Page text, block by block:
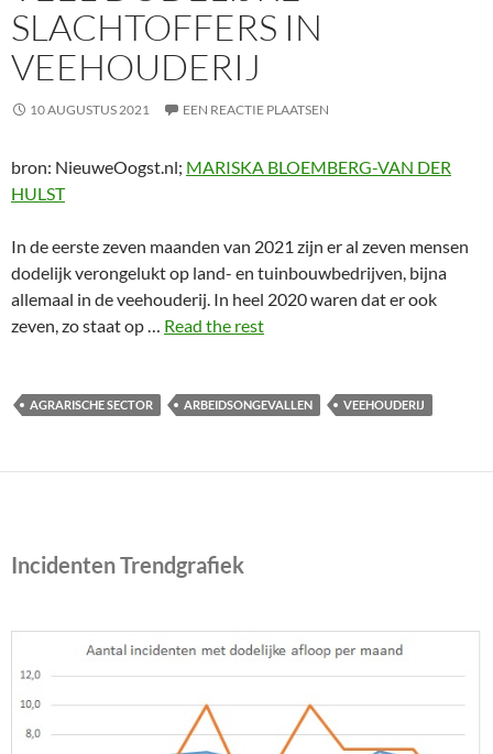
SLACHTOFFERS IN
VEEHOUDERIJ
10 AUGUSTUS 2021 EEN REACTIE PLAATSEN
bron: NieuweOogst.nl; MARISKA BLOEMBERG-VAN DER
HULST
In de eerste zeven maanden van 2021 zijn er al zeven mensen
dodelijk verongelukt op land- en tuinbouwbedrijven, bijna
allemaal in de veehouderij. In heel 2020 waren dat er ook
zeven, zo staat op … Read the rest
AGRARISCHE SECTOR ARBEIDSONGEVALLEN VEEHOUDERIJ
Incidenten Trendgrafiek